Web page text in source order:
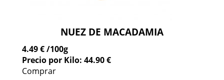
NUEZ DE MACADAMIA
4.49 €/100g
Precio por Kilo: 44.90 €
Comprar